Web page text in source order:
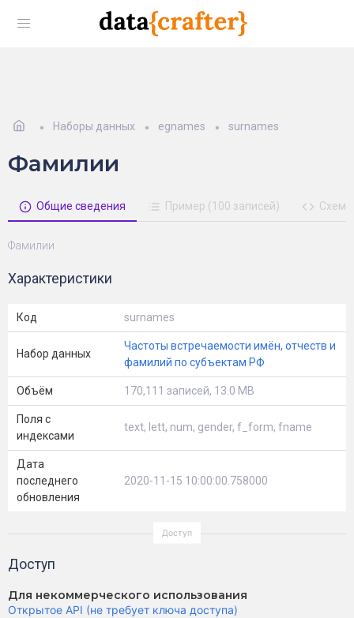
Наборы данных egnames surnames
Фамилии
Общие сведения Пример (100 записей) Схема
Фамилии
Характеристики
Код surnames
Набор данных
Частоты встречаемости имён, отчеств и
фамилий по субъектам РФ
Объём 170,111 записей, 13.0 MB
Поля с
индексами
text, lett, num, gender, f_form, fname
Дата
последнего
обновления
2020-11-15 10:00:00.758000
Доступ
Для некоммерческого использования
Открытое API (не требует ключа доступа)